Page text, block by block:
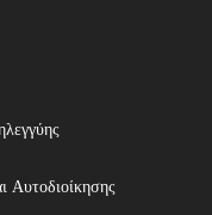
Αυτοδιοίκησης